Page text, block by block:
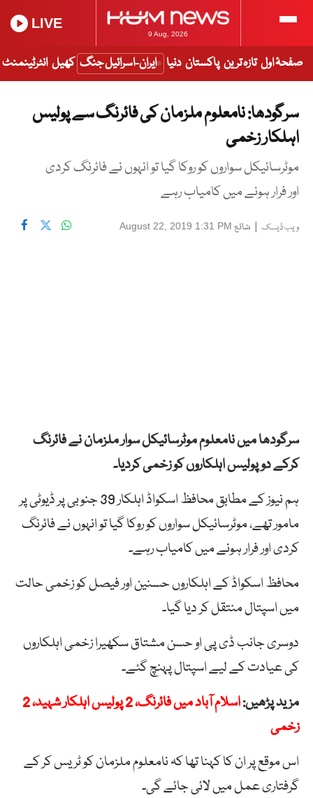
9 Aug, 2026
LIVE
صفحۂ اول تازہ ترین پاکستان دنیا ایران-اسرائیل جنگ کھیل انٹرٹینمنٹ
سرگودھا: نامعلوم ملزمان کی فائرنگ سے پولیس
اہلکار زخمی
موٹرسائیکل سواروں کو روکا گیا تو انہوں نے فائرنگ کردی
اور فرار ہونے میں کامیاب رہے
ویب ڈیسک | شائع August 22, 2019 1:31 PM
سرگودھا میں نامعلوم موٹرسائیکل سوار ملزمان نے فائرنگ
کرکے دو پولیس اہلکاروں کو زخمی کردیا۔
ہم نیوز کے مطابق محافظ اسکواڈ اہلکار 39 جنوبی پر ڈیوٹی پر
مامور تھے، موٹرسائیکل سواروں کو روکا گیا تو انہوں نے فائرنگ
کردی اور فرار ہونے میں کامیاب رہے۔
محافظ اسکواڈ کے اہلکاروں حسنین اور فیصل کو زخمی حالت
میں اسپتال منتقل کر دیا گیا۔
دوسری جانب ڈی پی او حسن مشتاق سکھیرا زخمی اہلکاروں
کی عیادت کے لیے اسپتال پہنچ گئے۔
مزید پڑھیں:
اسلام آباد میں فائرنگ، 2 پولیس اہلکار شہید، 2
زخمی
اس موقع پر ان کا کہنا تھا کہ نامعلوم ملزمان کو ٹریس کر کے
گرفتاری عمل میں لائی جائے گی۔